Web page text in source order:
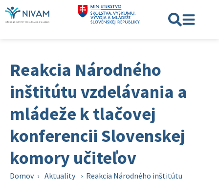
Reakcia Národného
inštitútu vzdelávania a
mládeže k tlačovej
konferencii Slovenskej
komory učiteľov
Domov › Aktuality › Reakcia Národného inštitútu